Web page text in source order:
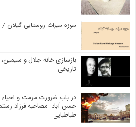
موزه میراث روستایی گیلان /
بازسازی خانه جلال و
تاریخی
در باب ضرورت مرمت و احیاء
حسن آباد- مصاحبه فرزاد
طباطبایی